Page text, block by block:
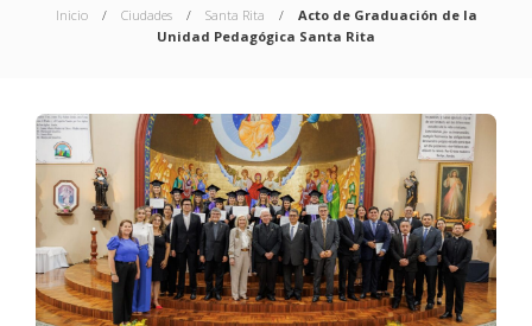
Inicio Ciudades Santa Rita
Acto de Graduación de la
Unidad Pedagógica Santa Rita